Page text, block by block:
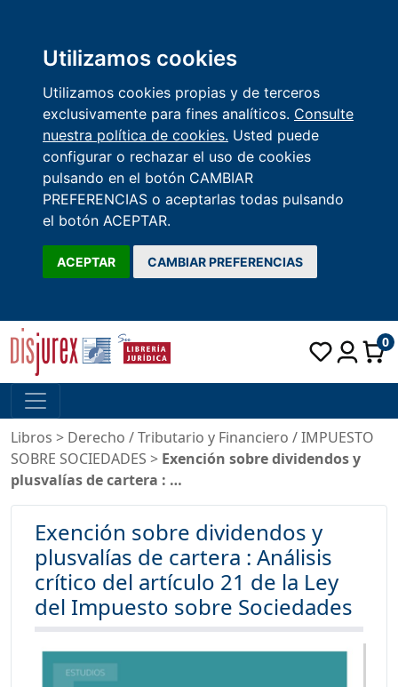
Utilizamos cookies
Utilizamos cookies propias y de terceros
exclusivamente para fines analíticos. Consulte
nuestra política de cookies. Usted puede
configurar o rechazar el uso de cookies
pulsando en el botón CAMBIAR
PREFERENCIAS o aceptarlas todas pulsando
el botón ACEPTAR.
ACEPTAR CAMBIAR PREFERENCIAS
0
Libros > Derecho /Tributario y Financiero /IMPUESTO
SOBRE SOCIEDADES > Exención sobre dividendos y
plusvalías de cartera : …
Exención sobre dividendos y
plusvalías de cartera : Análisis
crítico del artículo 21 de la Ley
del Impuesto sobre Sociedades